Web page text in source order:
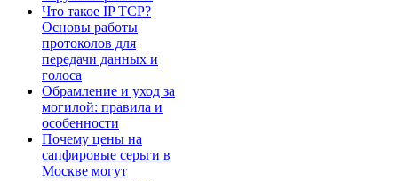
Что такое IP TCP?
Основы работы
протоколов для
передачи данных и
голоса
Обрамление и уход за
могилой: правила и
особенности
Почему цены на
сапфировые серьги в
Москве могут